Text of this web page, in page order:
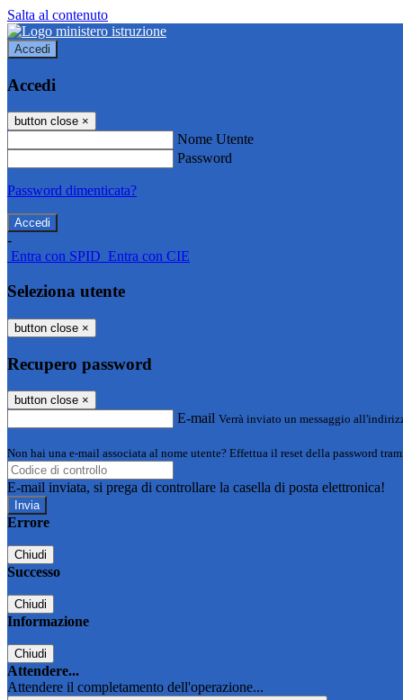
Salta al contenuto
Accedi
Accedi
button close ×
Nome Utente
Password
Password dimenticata?
-
Entra con SPID Entra con CIE
Seleziona utente
button close ×
Recupero password
button close ×
E-mail Verrà inviato un messaggio
Non hai una e-mail associata al nome utente? Effettua il reset della password
E-mail inviata, si prega di controllare la casella di posta elettronica!
Errore
Chiudi
Successo
Chiudi
Informazione
Chiudi
Attendere...
Attendere il completamento dell'operazione...